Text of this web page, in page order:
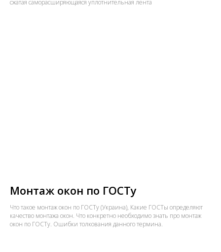
сжатая саморасширяющаяся уплотнительная лента
Монтаж окон по ГОСТу
Что такое монтаж окон по ГОСТу (Украина), Какие ГОСТы определяют
качество монтажа окон. Что конкретно необходимо знать про монтаж
окон по ГОСТу. Ошибки толкования данного термина.